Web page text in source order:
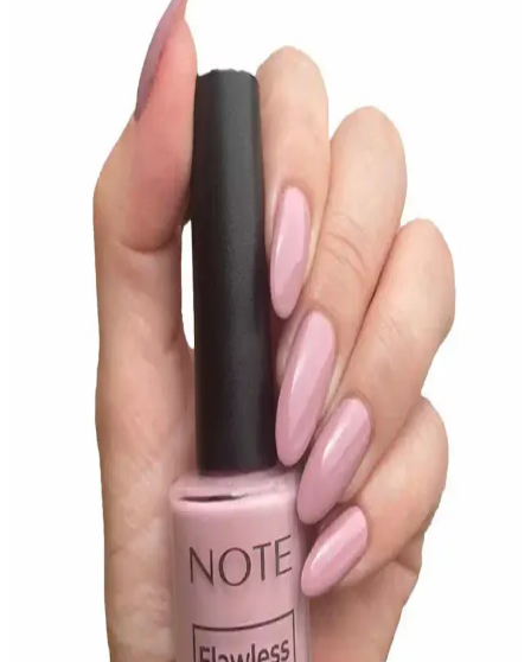
Alix Avien Nude Pembe Oje 85, yüksek pigmentasyonu ve uzun
süre kalıcılığıyla günlük ve özel günleriniz için ideal. Hızlı kuruma
özelliği ve şık tasarımıyla dikkat çekiyor.
Pastel Nude ve Pure Oje Karşılaştırması: Renk,
Görünüm ve Kullanım Özellikleri
Pastel Nude 762 ve Pastel Pure 611 ojelerin özelliklerini, kullanıcı
yorumlarını ve karşılaştırmasını detaylı şekilde inceleyerek, en
uygun seçimi yapmanıza yardımcı oluyoruz.
Rival Loves Me Raspberry Shake Oje: Doğal ve Şık
Tırnaklar İçin Modern Seçenek
Rival Loves Me'nin Raspberry Shake ojesi, doğal görünüm ve 15
gün dayanıklılık sunar. Mat ve şeffaf yapısıyla modern ve şık
tırnaklar için ideal, kolay uygulama ve uzun süre kalıcılık sağlar.
Alix Avien Nude Pembe Oje 85 ve Pastel Nude Oje
762 Karşılaştırması ve İncelemeleri
Alix Avien Nude Pembe Oje 85 ve Pastel Nude Oje 762'nin
özellikleri, kalıcılık, kuruma süresi ve kullanıcı yorumlarıyla
karşılaştırması yapılıyor.
Pastel Oje 88 ve No 237 Karşılaştırması: Renk, Bitiş
ve Kullanım Özellikleri